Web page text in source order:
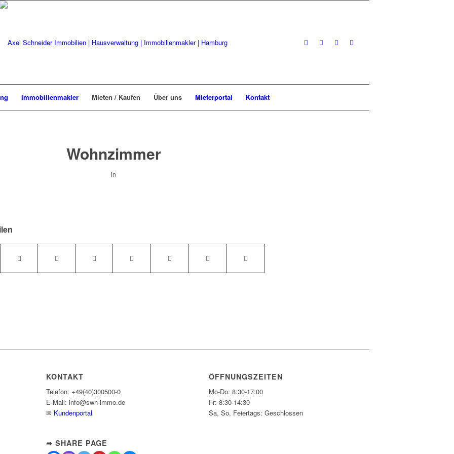
Immobilienmakler Mieten / Kaufen Über uns Mieterportal Kontakt
Wohnzimmer
in
KONTAKT
Telefon: +49(40)300500-0
E-Mail: info@swh-immo.de
✉ Kundenportal
➦ SHARE PAGE
ÖFFNUNGSZEITEN
Mo-Do: 8:30-17:00
Fr: 8:30-14:30
Sa, So, Feiertags: Geschlossen